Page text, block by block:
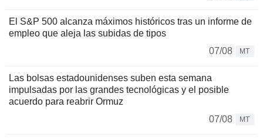
El S&P 500 alcanza máximos históricos tras un informe de
empleo que aleja las subidas de tipos
07/08
MT
Las bolsas estadounidenses suben esta semana
impulsadas por las grandes tecnológicas y el posible
acuerdo para reabrir Ormuz
07/08
MT